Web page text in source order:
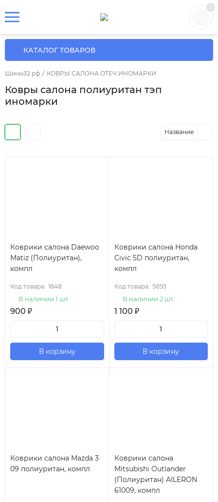
КАТАЛОГ ТОВАРОВ
Шины32.рф / КОВРЫ САЛОНА ОТЕЧ.ИНОМАРКИ
Ковры салона полиуритан тэп
иномарки
Название
Коврики салона Daewoo
Matiz (Полиуритан),
компл
Код товара: 1848
В наличии 1 шт.
900 ₽
В корзину
Коврики салона Honda
Civic 5D полиуритан,
компл
Код товара: 5893
В наличии 2 шт.
1 100 ₽
В корзину
Коврики салона Mazda 3
09 полиуритан, компл
Коврики салона
Mitsubishi Outlander
(Полиуритан) AILERON
61009, компл